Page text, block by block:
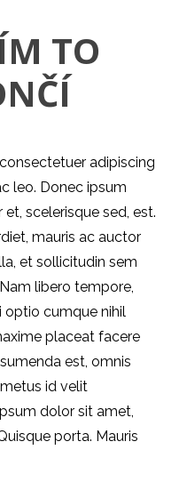
TO
adipiscing
leo. Donec ipsum
scelerisque sed, est.
mauris ac auctor
et sollicitudin sem
libero tempore,
optio cumque nihil
placeat facere
est, omnis
id velit
dolor sit amet,
porta. Mauris